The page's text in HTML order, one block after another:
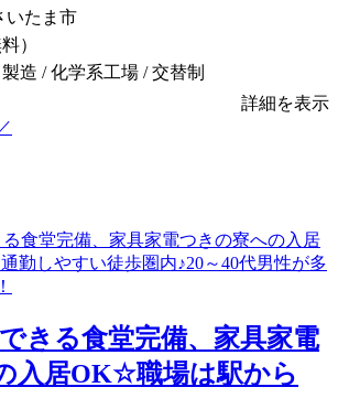
いたま市
）
造 / 化学系工場 / 交替制
詳細を表示
きる食堂完備、家具家電
入居OK☆職場は駅から